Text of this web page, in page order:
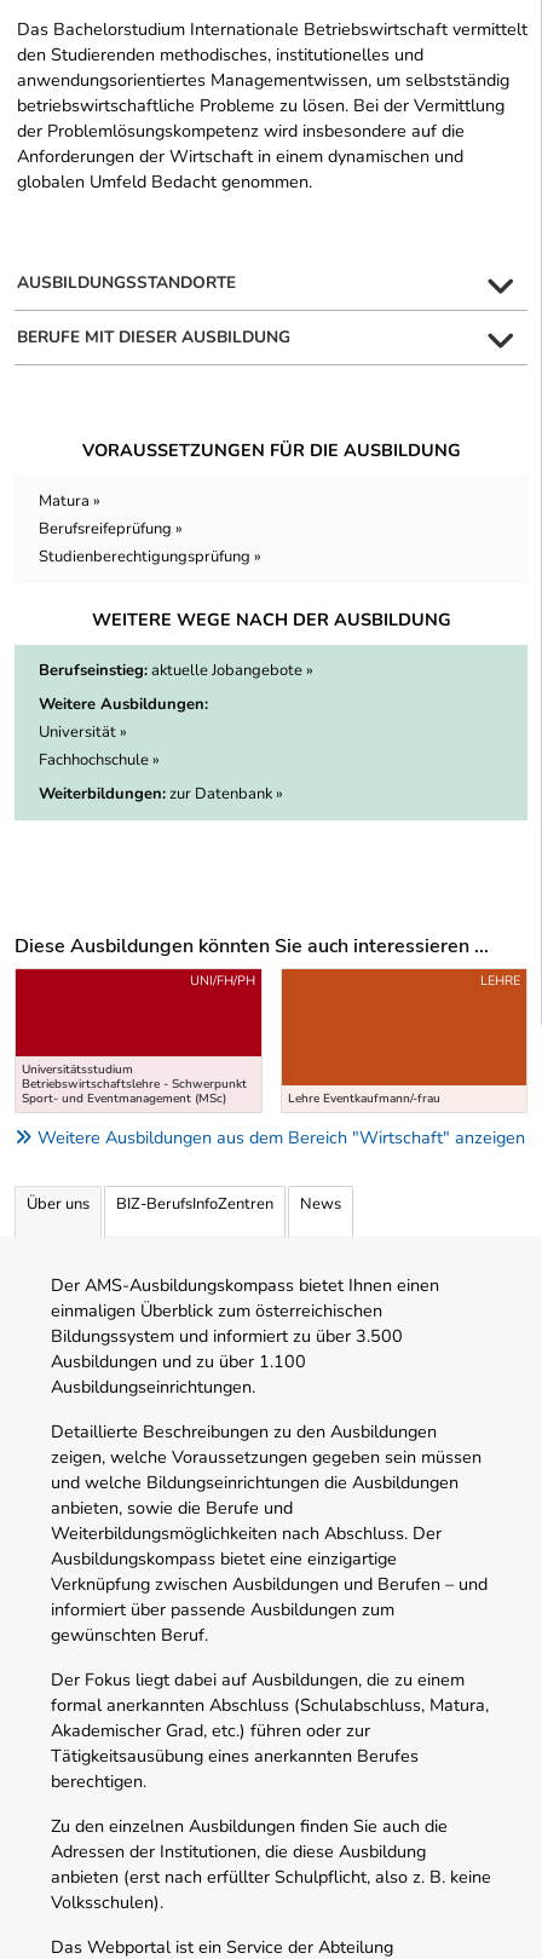
Das Bachelorstudium Internationale Betriebswirtschaft vermittelt
den Studierenden methodisches, institutionelles und
anwendungsorientiertes Managementwissen, um selbstständig
betriebswirtschaftliche Probleme zu lösen. Bei der Vermittlung
der Problemlösungskompetenz wird insbesondere auf die
Anforderungen der Wirtschaft in einem dynamischen und
globalen Umfeld Bedacht genommen.
AUSBILDUNGSSTANDORTE
BERUFE MIT DIESER AUSBILDUNG
VORAUSSETZUNGEN FÜR DIE AUSBILDUNG
Matura »
Berufsreifeprüfung »
Studienberechtigungsprüfung »
WEITERE WEGE NACH DER AUSBILDUNG
Berufseinstieg:aktuelle Jobangebote »
Weitere Ausbildungen:
Universität »
Fachhochschule »
Weiterbildungen:zur Datenbank »
Diese Ausbildungen könnten Sie auch interessieren ...
Uber weitere Ausbildungsvorschläge
Universitätsstudium
Betriebswirtschaftslehre - Schwerpunkt
Sport- und Eventmanagement (MSc)
UNI/FH/PH
Lehre Eventkaufmann/-frau
LEHRE
Weitere Ausbildungen aus dem Bereich "Wirtschaft" anzeigen
Über uns BIZ-BerufsInfoZentren News
Der AMS-Ausbildungskompass bietet Ihnen einen
einmaligen Überblick zum österreichischen
Bildungssystem und informiert zu über 3.500
Ausbildungen und zu über 1.100
Ausbildungseinrichtungen.
Detaillierte Beschreibungen zu den Ausbildungen
zeigen, welche Voraussetzungen gegeben sein müssen
und welche Bildungseinrichtungen die Ausbildungen
anbieten, sowie die Berufe und
Weiterbildungsmöglichkeiten nach Abschluss. Der
Ausbildungskompass bietet eine einzigartige
Verknüpfung zwischen Ausbildungen und Berufen – und
informiert über passende Ausbildungen zum
gewünschten Beruf.
Der Fokus liegt dabei auf Ausbildungen, die zu einem
formal anerkannten Abschluss (Schulabschluss, Matura,
Akademischer Grad, etc.) führen oder zur
Tätigkeitsausübung eines anerkannten Berufes
berechtigen.
Zu den einzelnen Ausbildungen finden Sie auch die
Adressen der Institutionen, die diese Ausbildung
anbieten (erst nach erfüllter Schulpflicht, also z. B. keine
Volksschulen).
Das Webportal ist ein Service der Abteilung